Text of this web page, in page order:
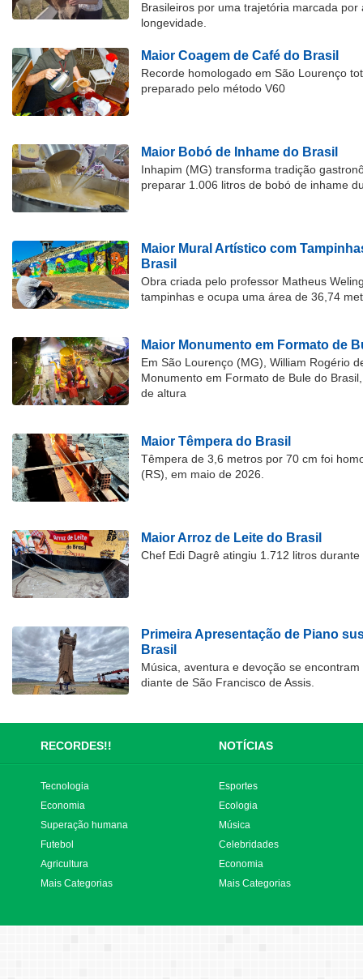
Brasileiros por uma trajetória marcada por
longevidade.
Maior Coagem de Café do Brasil
Recorde homologado em São Lourenço
preparado pelo método V60
Maior Bobó de Inhame do Brasil
Inhapim (MG) transforma tradição
preparar 1.006 litros de bobó de inhame
Maior Mural Artístico com
Brasil
Obra criada pelo professor Matheus
tampinhas e ocupa uma área de 36,74
Maior Monumento em Formato de
Em São Lourenço (MG), William Rogério
Monumento em Formato de Bule do
de altura
Maior Têmpera do Brasil
Têmpera de 3,6 metros por 70 cm foi
(RS), em maio de 2026.
Maior Arroz de Leite do Brasil
Chef Edi Dagrê atingiu 1.712 litros
Primeira Apresentação de Piano
Brasil
Música, aventura e devoção se
diante de São Francisco de Assis.
RECORDES!! NOTÍCIAS
Tecnologia
Economia
Superação humana
Futebol
Agricultura
Mais Categorias
Esportes
Ecologia
Música
Celebridades
Economia
Mais Categorias